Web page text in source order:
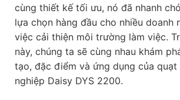
cùng thiết kế tối ưu, nó đã nhanh
lựa chọn hàng đầu cho nhiều doanh
việc cải thiện môi trường làm việc.
này, chúng ta sẽ cùng nhau khám
tạo, đặc điểm và ứng dụng của
nghiệp Daisy DYS 2200.